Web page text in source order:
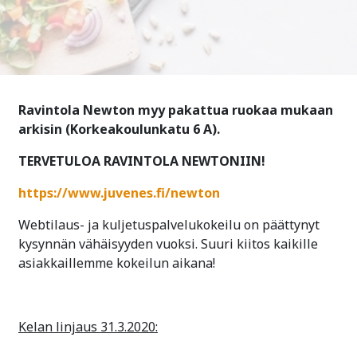
Ravintola Newton myy pakattua ruokaa mukaan
arkisin (Korkeakoulunkatu 6 A).
TERVETULOA RAVINTOLA NEWTONIIN!
https://www.juvenes.fi/newton
Webtilaus- ja kuljetuspalvelukokeilu on päättynyt
kysynnän vähäisyyden vuoksi. Suuri kiitos kaikille
asiakkaillemme kokeilun aikana!
Kelan linjaus 31.3.2020: